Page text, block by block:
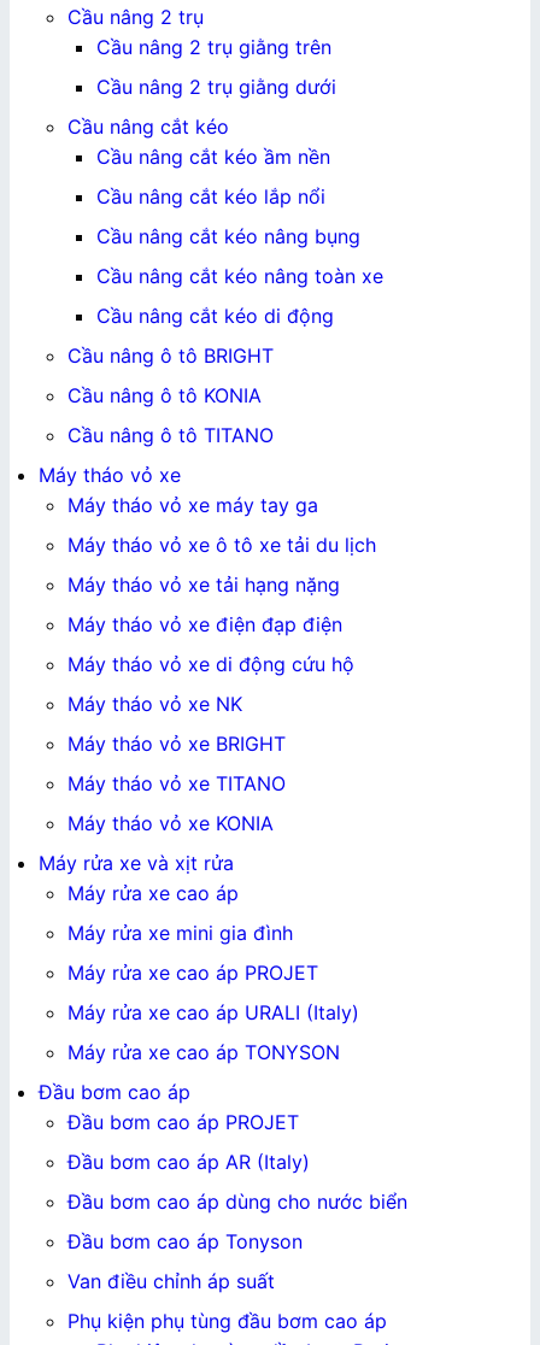
Cầu nâng 2 trụ
Cầu nâng 2 trụ giằng trên
Cầu nâng 2 trụ giằng dưới
Cầu nâng cắt kéo
Cầu nâng cắt kéo ầm nền
Cầu nâng cắt kéo lắp nổi
Cầu nâng cắt kéo nâng bụng
Cầu nâng cắt kéo nâng toàn xe
Cầu nâng cắt kéo di động
Cầu nâng ô tô BRIGHT
Cầu nâng ô tô KONIA
Cầu nâng ô tô TITANO
Máy tháo vỏ xe
Máy tháo vỏ xe máy tay ga
Máy tháo vỏ xe ô tô xe tải du lịch
Máy tháo vỏ xe tải hạng nặng
Máy tháo vỏ xe điện đạp điện
Máy tháo vỏ xe di động cứu hộ
Máy tháo vỏ xe NK
Máy tháo vỏ xe BRIGHT
Máy tháo vỏ xe TITANO
Máy tháo vỏ xe KONIA
Máy rửa xe và xịt rửa
Máy rửa xe cao áp
Máy rửa xe mini gia đình
Máy rửa xe cao áp PROJET
Máy rửa xe cao áp URALI (Italy)
Máy rửa xe cao áp TONYSON
Đầu bơm cao áp
Đầu bơm cao áp PROJET
Đầu bơm cao áp AR (Italy)
Đầu bơm cao áp dùng cho nước biển
Đầu bơm cao áp Tonyson
Van điều chỉnh áp suất
Phụ kiện phụ tùng đầu bơm cao áp